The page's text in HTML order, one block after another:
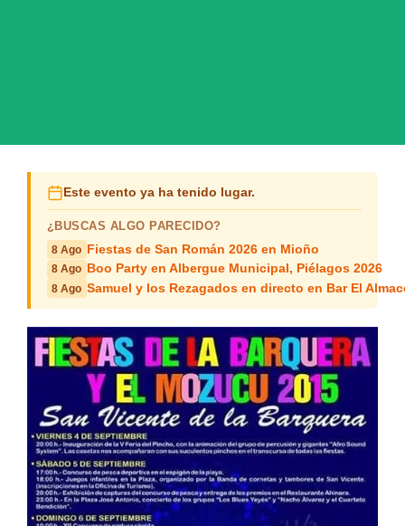
Este evento ya ha tenido lugar.
¿BUSCAS ALGO PARECIDO?
8 Ago Fiestas de San Román 2026 en Mioño
8 Ago Boo Party en Albergue Municipal, Piélagos 2026
8 Ago Samuel y los Rezagados en directo en Bar El